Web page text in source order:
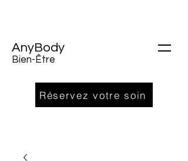
AnyBody
Bien-Être
Réservez votre soin